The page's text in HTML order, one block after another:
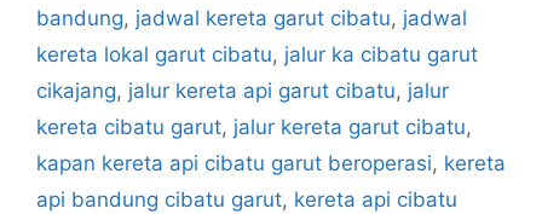
bandung, jadwal kereta garut cibatu, jadwal
kereta lokal garut cibatu, jalur ka cibatu garut
cikajang, jalur kereta api garut cibatu, jalur
kereta cibatu garut, jalur kereta garut cibatu,
kapan kereta api cibatu garut beroperasi, kereta
api bandung cibatu garut, kereta api cibatu